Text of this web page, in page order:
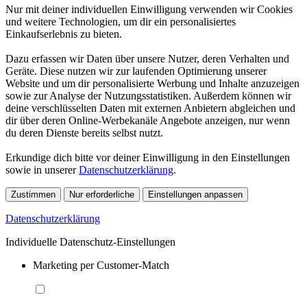
Nur mit deiner individuellen Einwilligung verwenden wir Cookies
und weitere Technologien, um dir ein personalisiertes
Einkaufserlebnis zu bieten.
Dazu erfassen wir Daten über unsere Nutzer, deren Verhalten und
Geräte. Diese nutzen wir zur laufenden Optimierung unserer
Website und um dir personalisierte Werbung und Inhalte anzuzeigen
sowie zur Analyse der Nutzungsstatistiken. Außerdem können wir
deine verschlüsselten Daten mit externen Anbietern abgleichen und
dir über deren Online-Werbekanäle Angebote anzeigen, nur wenn
du deren Dienste bereits selbst nutzt.
Erkundige dich bitte vor deiner Einwilligung in den Einstellungen
sowie in unsererDatenschutzerklärung.
Zustimmen Nur erforderliche Einstellungen anpassen
Datenschutzerklärung
Individuelle Datenschutz-Einstellungen
Marketing per Customer-Match